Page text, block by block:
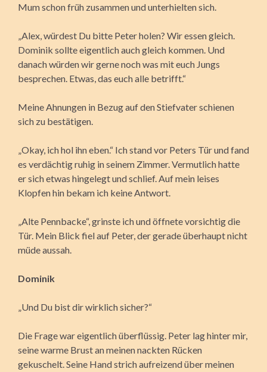
Mum schon früh zusammen und unterhielten sich.
„Alex, würdest Du bitte Peter holen? Wir essen gleich.
Dominik sollte eigentlich auch gleich kommen. Und
danach würden wir gerne noch was mit euch Jungs
besprechen. Etwas, das euch alle betrifft.“
Meine Ahnungen in Bezug auf den Stiefvater schienen
sich zu bestätigen.
„Okay, ich hol ihn eben.“ Ich stand vor Peters Tür und fand
es verdächtig ruhig in seinem Zimmer. Vermutlich hatte
er sich etwas hingelegt und schlief. Auf mein leises
Klopfen hin bekam ich keine Antwort.
„Alte Pennbacke“, grinste ich und öffnete vorsichtig die
Tür. Mein Blick fiel auf Peter, der gerade überhaupt nicht
müde aussah.
Dominik
„Und Du bist dir wirklich sicher?“
Die Frage war eigentlich überflüssig. Peter lag hinter mir,
seine warme Brust an meinen nackten Rücken
gekuschelt. Seine Hand strich aufreizend über meinen